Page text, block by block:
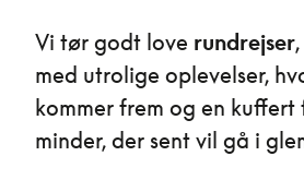
Vi tør godt love rundrejser
med utrolige oplevelser,
kommer frem og en kuffert
minder, der sent vil gå i